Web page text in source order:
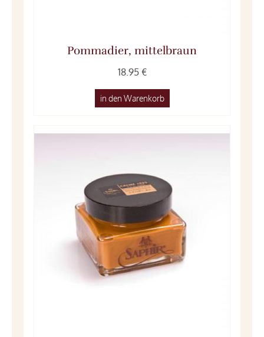
Pommadier, mittelbraun
18.95 €
in den Warenkorb